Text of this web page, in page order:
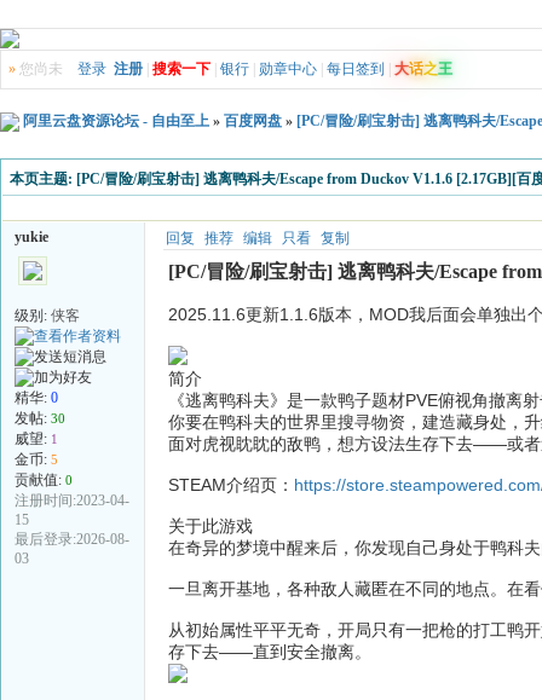
» 您尚未 登录 注册 搜索一下 银行 勋章中心 每日签到 大话之王
阿里云盘资源论坛 - 自由至上 » 百度网盘 » [PC/冒险/刷宝射击] 逃离鸭科夫/
本页主题: [PC/冒险/刷宝射击] 逃离鸭科夫/Escape from Duckov V1.1.6 [2.17GB][百
yukie
级别: 侠客
精华: 0
发帖: 30
威望: 1
金币: 5
贡献值: 0
注册时间:2023-04-
15
最后登录:2026-08-
03
回复 推荐 编辑 只看 复制
[PC/冒险/刷宝射击] 逃离鸭科夫/Escape
2025.11.6更新1.1.6版本，MOD我后面会单独出
简介
《逃离鸭科夫》是一款鸭子题材PVE俯视角撤离
你要在鸭科夫的世界里搜寻物资，建造藏身处，
面对虎视眈眈的敌鸭，想方设法生存下去——或
STEAM介绍页： https://
关于此游戏
在奇异的梦境中醒来后，你发现自己身处于鸭科
一旦离开基地，各种敌人藏匿在不同的地点。在
从初始属性平平无奇，开局只有一把枪的打工鸭
存下去——直到安全撤离。